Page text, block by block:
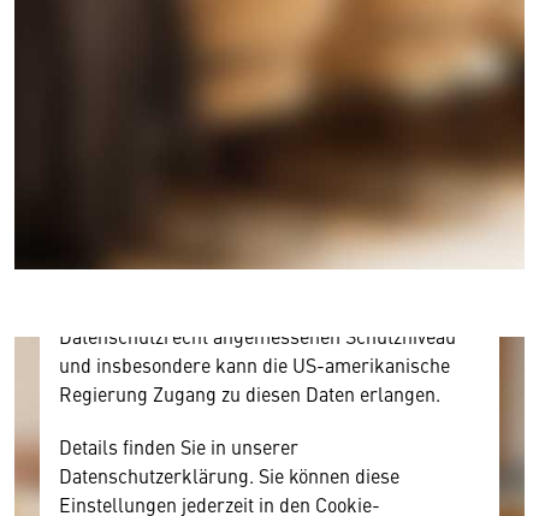
Wir benötigen Ihre Zustimmung
Hier würden wir Ihnen gerne einen externen
Inhalt anzeigen. Dafür benötigen wir allerdings
Ihre Zustimmung, da Ihr Browser
personenbezogene technische Daten zu Geräten
und Nutzerverhalten mitunter mit US-
amerikanischen Anbietern austauscht.
Datenschutzrecht angemessenen Schutzniveau
und insbesondere kann die US-amerikanische
Regierung Zugang zu diesen Daten erlangen.
Details finden Sie in unserer
Datenschutzerklärung. Sie können diese
Einstellungen jederzeit in den Cookie-